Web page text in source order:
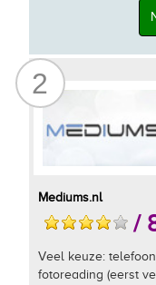
2
Mediums.nl
/
Veel keuze:
fotoreading (eerst